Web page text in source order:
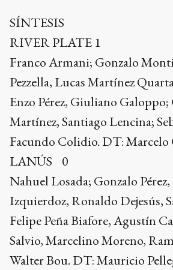
SÍNTESIS
RIVER PLATE 1
Franco Armani; Gonzalo
Pezzella, Lucas Martínez
Enzo Pérez, Giuliano Galoppo;
Martínez, Santiago Lencina;
Facundo Colidio. DT: Marcelo
LANÚS 0
Nahuel Losada; Gonzalo
Izquierdoz, Ronaldo Dejesús,
Felipe Peña Biafore, Agustín
Salvio, Marcelino Moreno,
Walter Bou. DT: Mauricio